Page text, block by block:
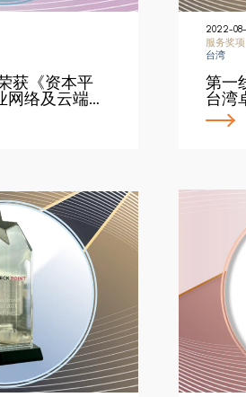
获《资本平
网络及云端…
2022-
服务奖项
台湾
第一
台湾